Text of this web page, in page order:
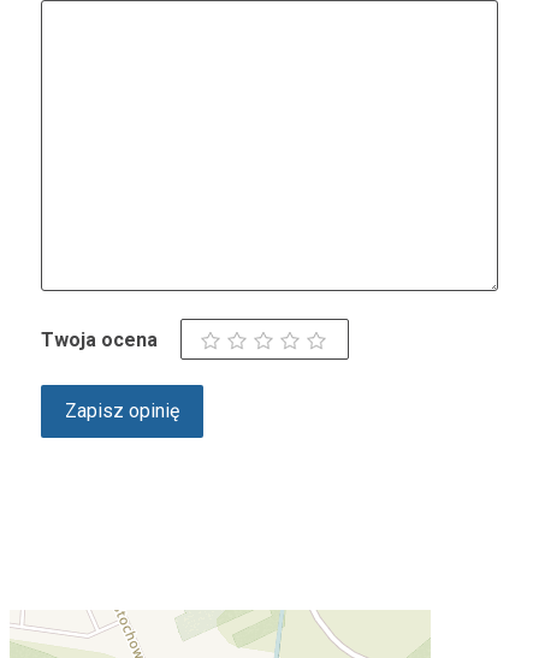
Twoja ocena